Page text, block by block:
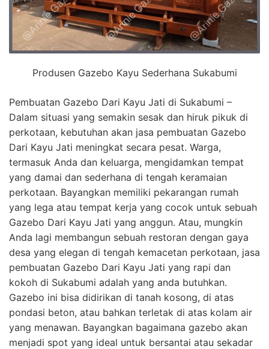
Produsen Gazebo Kayu Sederhana Sukabumi
Pembuatan Gazebo Dari Kayu Jati di Sukabumi –
Dalam situasi yang semakin sesak dan hiruk pikuk di
perkotaan, kebutuhan akan jasa pembuatan Gazebo
Dari Kayu Jati meningkat secara pesat. Warga,
termasuk Anda dan keluarga, mengidamkan tempat
yang damai dan sederhana di tengah keramaian
perkotaan. Bayangkan memiliki pekarangan rumah
yang lega atau tempat kerja yang cocok untuk sebuah
Gazebo Dari Kayu Jati yang anggun. Atau, mungkin
Anda lagi membangun sebuah restoran dengan gaya
desa yang elegan di tengah kemacetan perkotaan, jasa
pembuatan Gazebo Dari Kayu Jati yang rapi dan
kokoh di Sukabumi adalah yang anda butuhkan.
Gazebo ini bisa didirikan di tanah kosong, di atas
pondasi beton, atau bahkan terletak di atas kolam air
yang menawan. Bayangkan bagaimana gazebo akan
menjadi spot yang ideal untuk bersantai atau sekadar